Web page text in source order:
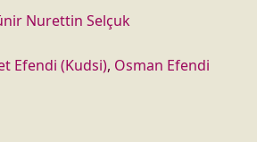
Nurettin Selçuk
Efendi (Kudsi), Osman Efendi